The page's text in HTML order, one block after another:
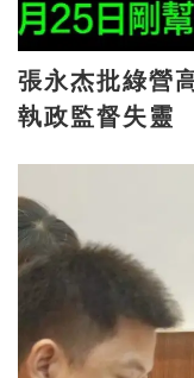
張永杰批綠營高雄
執政監督失靈